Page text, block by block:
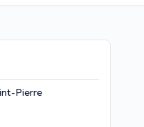
Pierre